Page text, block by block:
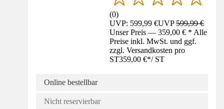
(0)
UVP: 599,99 €UVP599,99 €
Unser Preis — 359,00 € * Alle
Preise inkl. MwSt. und ggf.
zzgl. Versandkosten pro
ST359,00 €*/ ST
Online bestellbar
Nicht reservierbar